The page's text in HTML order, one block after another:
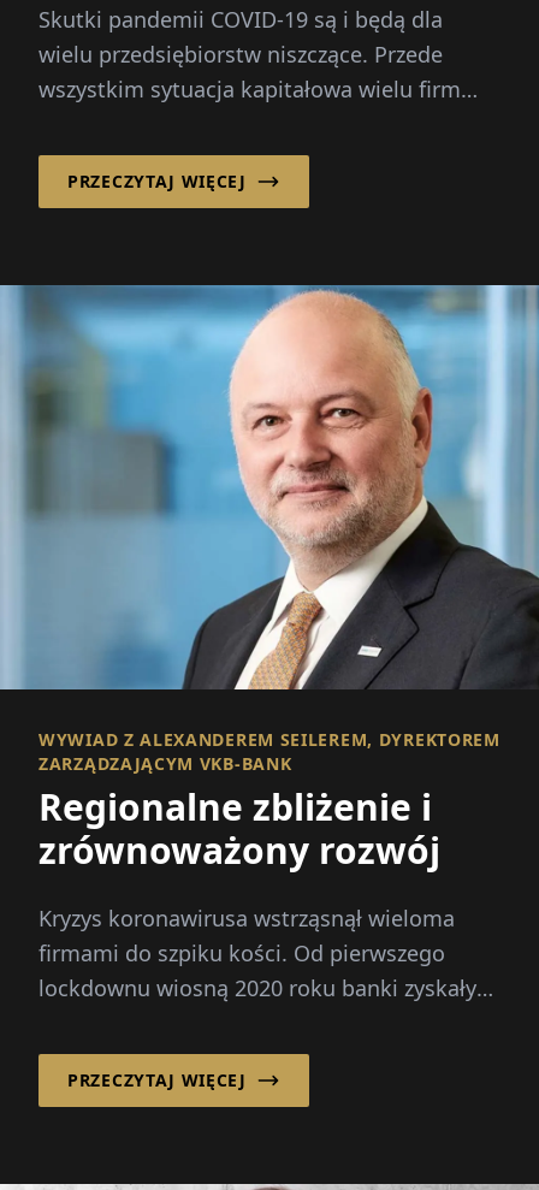
Skutki pandemii COVID-19 są i będą dla
wielu przedsiębiorstw niszczące. Przede
wszystkim sytuacja kapitałowa wielu firm
PRZECZYTAJ WIĘCEJ
WYWIAD Z ALEXANDEREM SEILEREM, DYREKTOREM
ZARZĄDZAJĄCYM VKB-BANK
Regionalne zbliżenie i
zrównoważony rozwój
Kryzys koronawirusa wstrząsnął wieloma
firmami do szpiku kości. Od pierwszego
lockdownu wiosną 2020 roku banki zyskały
PRZECZYTAJ WIĘCEJ